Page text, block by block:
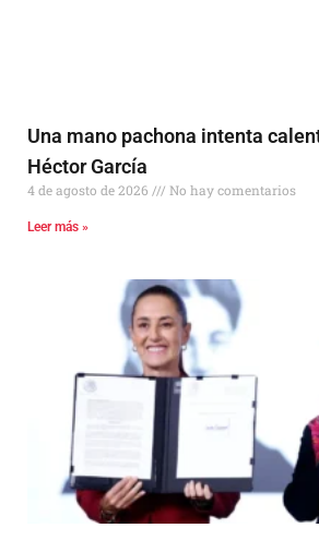
Una mano pachona intenta
Héctor García
4 de agosto de 2026 No hay comentarios
Leer más »